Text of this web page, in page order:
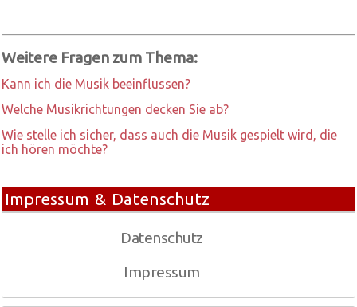
Weitere Fragen zum Thema:
Kann ich die Musik beeinflussen?
Welche Musikrichtungen decken Sie ab?
Wie stelle ich sicher, dass auch die Musik gespielt wird, die
ich hören möchte?
Impressum & Datenschutz
Datenschutz
Impressum